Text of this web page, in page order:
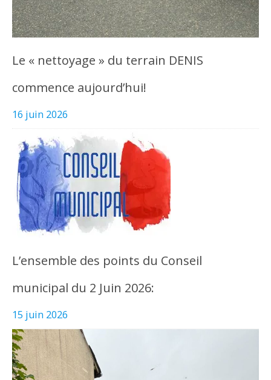
Le « nettoyage » du terrain DENIS
commence aujourd’hui!
16 juin 2026
L’ensemble des points du Conseil
municipal du 2 Juin 2026:
15 juin 2026